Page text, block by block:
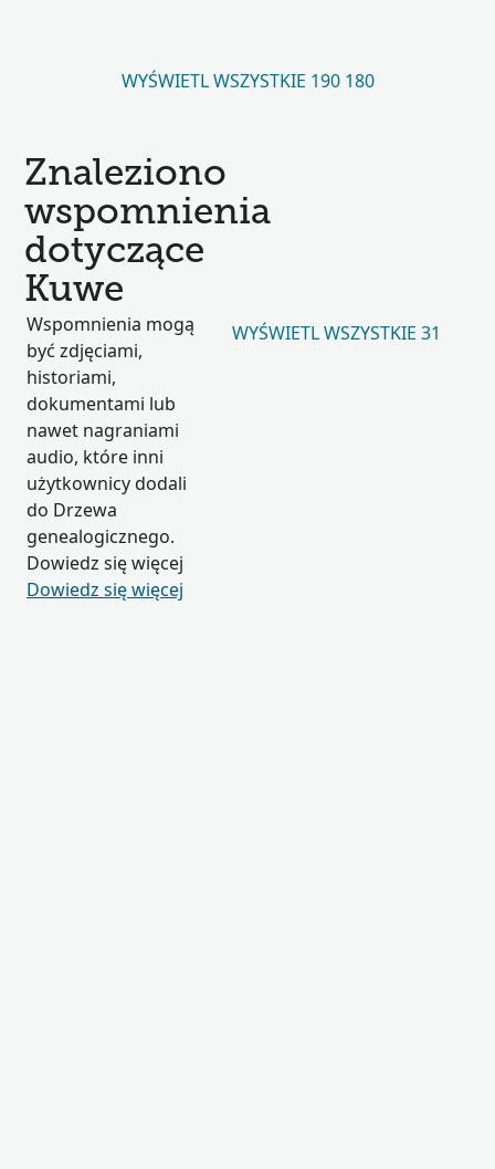
WYŚWIETL WSZYSTKIE 190 180
Znaleziono
wspomnienia
dotyczące
Kuwe
Wspomnienia mogą
być zdjęciami,
historiami,
dokumentami lub
nawet nagraniami
audio, które inni
użytkownicy dodali
do Drzewa
genealogicznego.
Dowiedz się więcej
Dowiedz się więcej
WYŚWIETL WSZYSTKIE 31